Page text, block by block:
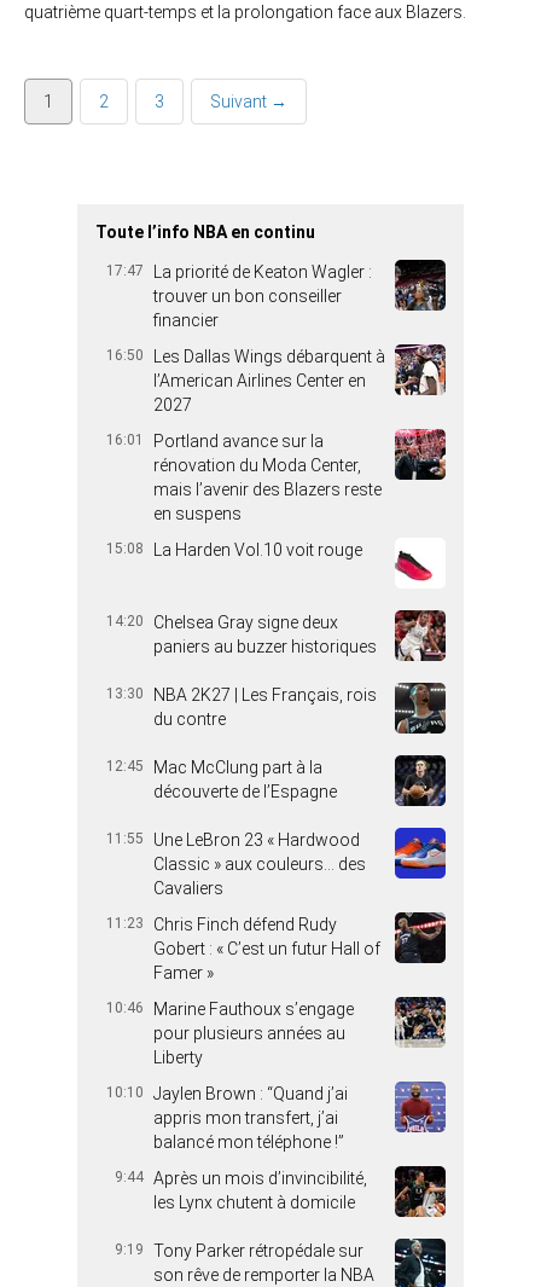
quatrième quart-temps et la prolongation face aux Blazers.
1 2 3 Suivant →
Toute l’info NBA en continu
17:47
La priorité de Keaton Wagler :
trouver un bon conseiller
financier
16:50
Les Dallas Wings débarquent à
l’American Airlines Center en
2027
16:01
Portland avance sur la
rénovation du Moda Center,
mais l’avenir des Blazers reste
en suspens
15:08 La Harden Vol.10 voit rouge
14:20
Chelsea Gray signe deux
paniers au buzzer historiques
13:30
NBA 2K27 | Les Français, rois
du contre
12:45
Mac McClung part à la
découverte de l’Espagne
11:55
Une LeBron 23 « Hardwood
Classic » aux couleurs… des
Cavaliers
11:23
Chris Finch défend Rudy
Gobert : « C’est un futur Hall of
Famer »
10:46
Marine Fauthoux s’engage
pour plusieurs années au
Liberty
10:10
Jaylen Brown : “Quand j’ai
appris mon transfert, j’ai
balancé mon téléphone !”
9:44 Après un mois d’invincibilité,
les Lynx chutent à domicile
9:19
Tony Parker rétropédale sur
son rêve de remporter la NBA